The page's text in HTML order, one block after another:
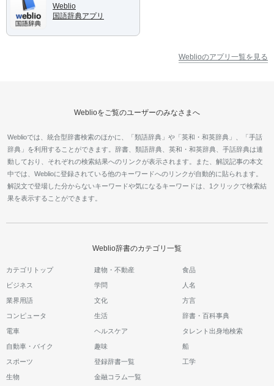
Weblio
国語辞典アプリ
Weblioのアプリ一覧を見る
Weblioをご覧のユーザーのみなさまへ
Weblioでは、統合型辞書検索のほかに、「類語辞典」や「英和・和英辞典」、「手話
辞典」を利用することができます。辞書、類語辞典、英和・和英辞典、手話辞典は連
動しており、それぞれの検索結果へのリンクが表示されます。また、解説記事の本文
中では、Weblioに登録されている他のキーワードへのリンクが自動的に貼られます。
解説文で登場した分からないキーワードや気になるキーワードは、1クリックで検索結
果を表示することができます。
Weblio辞書のカテゴリ一覧
カテゴリトップ 建物・不動産 食品
ビジネス 学問 人名
業界用語 文化 方言
コンピュータ 生活 辞書・百科事典
電車 ヘルスケア タレント出身地検索
自動車・バイク 趣味 船
スポーツ 登録辞書一覧 工学
生物 金融コラム一覧